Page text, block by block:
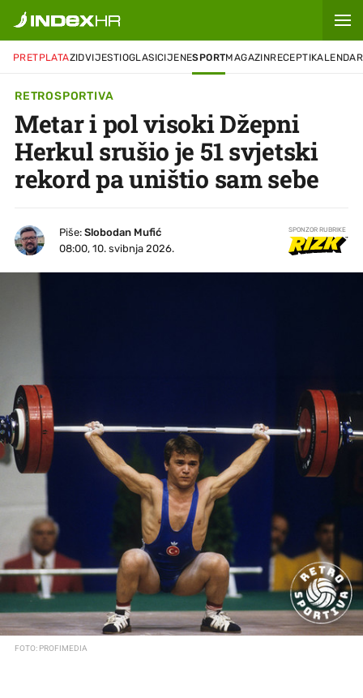
PRETPLATAZIDVIJESTIOGLASICIJENESPORTMAGAZINRECEPTIKALENDAR
RETROSPORTIVA
Metar i pol visoki Džepni
Herkul srušio je 51 svjetski
rekord pa uništio sam sebe
Piše: Slobodan Mufić
08:00, 10. svibnja 2026.
SPONZOR RUBRIKE
FOTO: PROFIMEDIA